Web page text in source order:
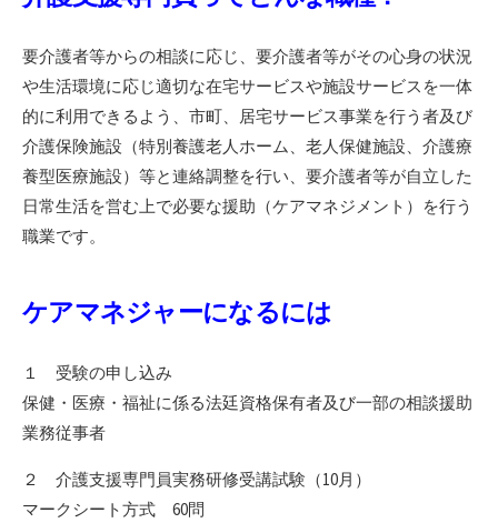
要介護者等からの相談に応じ、要介護者等がその心身の状況
や生活環境に応じ適切な在宅サービスや施設サービスを一体
的に利用できるよう、市町、居宅サービス事業を行う者及び
介護保険施設（特別養護老人ホーム、老人保健施設、介護療
養型医療施設）等と連絡調整を行い、要介護者等が自立した
日常生活を営む上で必要な援助（ケアマネジメント）を行う
職業です。
ケアマネジャーになるには
１ 受験の申し込み
保健・医療・福祉に係る法廷資格保有者及び一部の相談援助
業務従事者
２ 介護支援専門員実務研修受講試験（10月）
マークシート方式 60問